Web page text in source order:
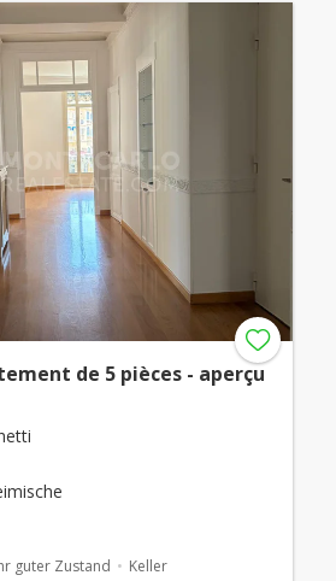
de 5 pièces - aperçu
guter Zustand Keller